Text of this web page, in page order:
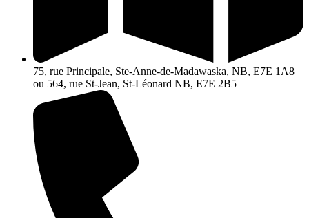
75, rue Principale, Ste-Anne-de-Madawaska, NB, E7E 1A8
ou 564, rue St-Jean, St-Léonard NB, E7E 2B5